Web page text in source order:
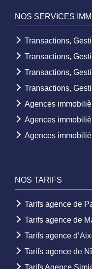
NOS SERVICES
Transactions,
Transactions,
Transactions,
Transactions,
Agences
Agences
Agences
NOS TARIFS
Tarifs agence de
Tarifs agence de
Tarifs agence
Tarifs agence de
Tarifs Agence